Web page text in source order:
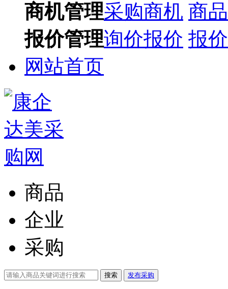
商机管理采购商机 商
报价管理询价报价 报
网站首页
商品
企业
采购
搜索 发布采购